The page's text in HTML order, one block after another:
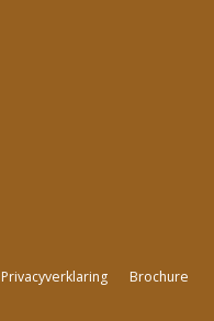
Privacyverklaring
Brochure